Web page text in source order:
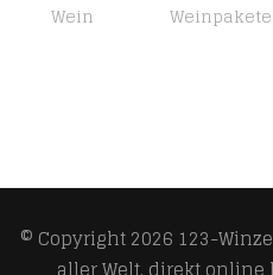
Wein Weinpakete
© Copyright 2026 123-